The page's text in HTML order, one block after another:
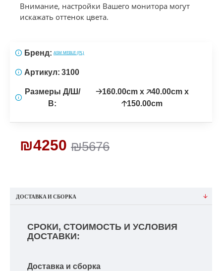
Внимание, настройки Вашего монитора могут
искажать оттенок цвета.
₪5676
₪4250
Бренд: ASM MEBLE (PL)
Артикул: 3100
Размеры Д/Ш/
В:
🡢160.00cm x 🡥40.00cm x
🡡150.00cm
ДОСТАВКА И СБОРКА
СРОКИ, СТОИМОСТЬ И УСЛОВИЯ
ДОСТАВКИ:
Доставка и сборка